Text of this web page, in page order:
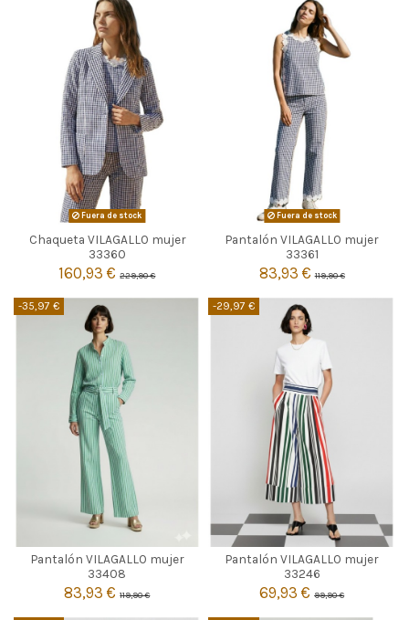
Fuera de stock
Chaqueta VILAGALLO mujer
33360
160,93 €229,90 €
 Agotado
Fuera de stock
Pantalón VILAGALLO mujer
33361
83,93 €119,90 €
 Agotado
-35,97 €
Pantalón VILAGALLO mujer
33408
83,93 €119,90 €
CRUDO
42
 Añadir al carrito
-29,97 €
Pantalón VILAGALLO mujer
33246
69,93 €99,90 €
MULTICOLOR
42

Añadir al carrito